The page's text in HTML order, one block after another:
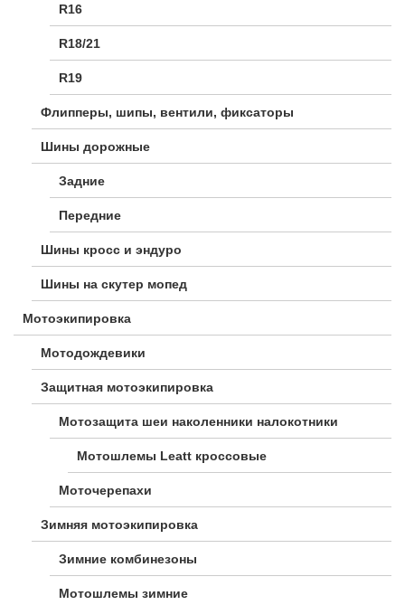
R16
R18/21
R19
Флипперы, шипы, вентили, фиксаторы
Шины дорожные
Задние
Передние
Шины кросс и эндуро
Шины на скутер мопед
Мотоэкипировка
Мотодождевики
Защитная мотоэкипировка
Мотозащита шеи наколенники налокотники
Мотошлемы Leatt кроссовые
Моточерепахи
Зимняя мотоэкипировка
Зимние комбинезоны
Мотошлемы зимние